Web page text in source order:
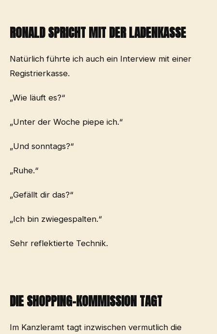
RONALD SPRICHT MIT DER LADENKASSE
Natürlich führte ich auch ein Interview mit einer
Registrierkasse.
„Wie läuft es?“
„Unter der Woche piepe ich.“
„Und sonntags?“
„Ruhe.“
„Gefällt dir das?“
„Ich bin zwiegespalten.“
Sehr reflektierte Technik.
DIE SHOPPING-KOMMISSION TAGT
Im Kanzleramt tagt inzwischen vermutlich die